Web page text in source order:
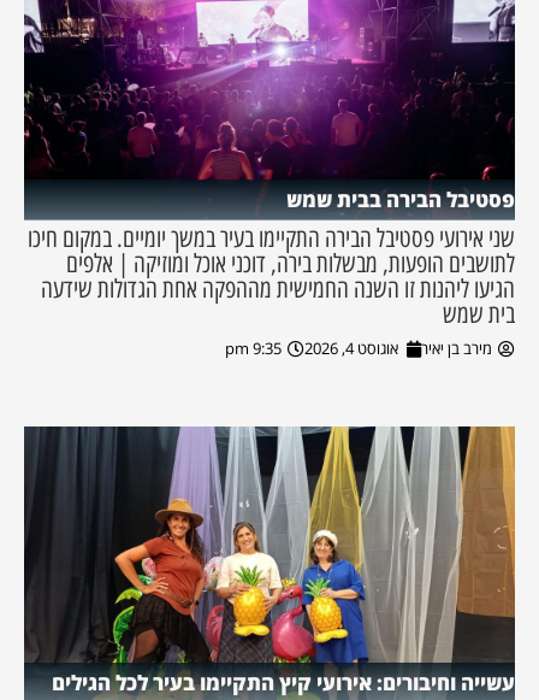
פסטיבל הבירה בבית שמש
שני אירועי פסטיבל הבירה התקיימו בעיר במשך יומיים. במקום חיכו
לתושבים הופעות, מבשלות בירה, דוכני אוכל ומוזיקה | אלפים
הגיעו ליהנות זו השנה החמישית מההפקה אחת הגדולות שידעה
בית שמש
מירב בן יאיר אוגוסט 4, 2026 9:35 pm
עשייה וחיבורים: אירועי קיץ התקיימו בעיר לכל הגילים